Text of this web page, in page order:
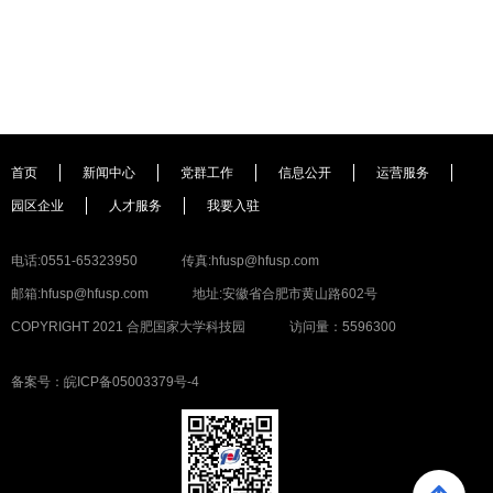
首页 新闻中心 党群工作 信息公开 运营服务
园区企业 人才服务 我要入驻
电话:0551-65323950 传真:hfusp@hfusp.com
邮箱:hfusp@hfusp.com 地址:安徽省合肥市黄山路602号
COPYRIGHT 2021 合肥国家大学科技园 访问量：5596300
备案号：皖ICP备05003379号-4